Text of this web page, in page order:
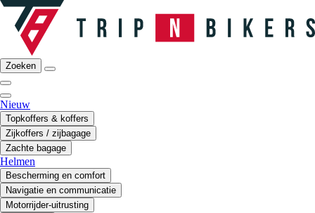
Zoeken
Nieuw
Topkoffers & koffers
Zijkoffers / zijbagage
Zachte bagage
Helmen
Bescherming en comfort
Navigatie en communicatie
Motorrijder-uitrusting